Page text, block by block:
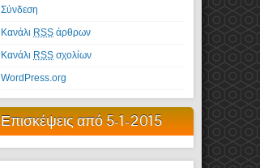
Σύνδεση
Κανάλι RSS άρθρων
Κανάλι RSS σχολίων
WordPress.org
Επισκέψεις από 5-1-2015